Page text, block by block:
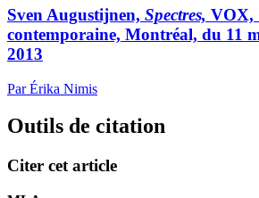
Sven Augustijnen, Spectres, VOX,
contemporaine, Montréal, du 11
2013
Par Érika Nimis
Outils de citation
Citer cet article